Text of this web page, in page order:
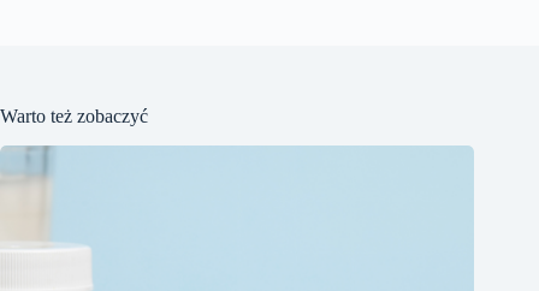
Warto też zobaczyć